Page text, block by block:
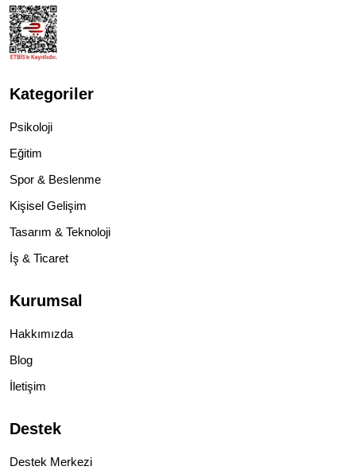
Kategoriler
Psikoloji
Eğitim
Spor & Beslenme
Kişisel Gelişim
Tasarım & Teknoloji
İş & Ticaret
Kurumsal
Hakkımızda
Blog
İletişim
Destek
Destek Merkezi